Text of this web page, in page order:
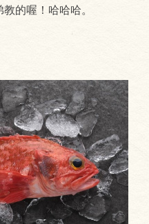
的喔！哈哈哈。